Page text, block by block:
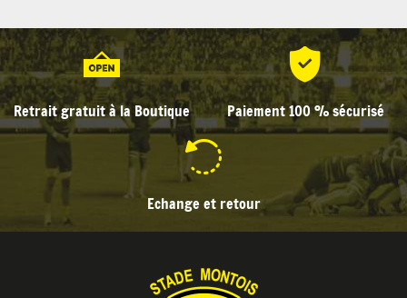
Retrait gratuit à la Boutique Paiement 100 % sécurisé
Echange et retour